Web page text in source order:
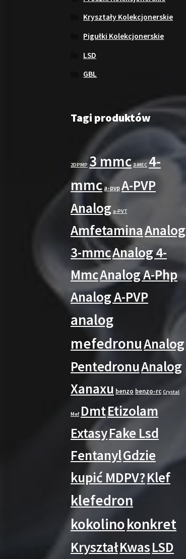
Kryształy Kolekcjonerskie
Pigułki Kolekcjonerskie
LSD
GBL
Tagi produktów
2DPMP 3 mmc 3-MEC 4-
mmc a-pvpA-PVP
Analog a-PVT
AmfetaminaAnalog
3-mmcAnalog 4-
MmcAnalog A-Php
Analog A-PVP
analog
mefedronuAnalog
PentedronuAnalog
Xanaxu benzo benzo-rc Crystal
Mef DmtEtizolam
ExtasyFake Lsd
FentanylGdzie
kupić MDPV?Klef
klefedron
kokolinokonkret
KryształKwasLSD